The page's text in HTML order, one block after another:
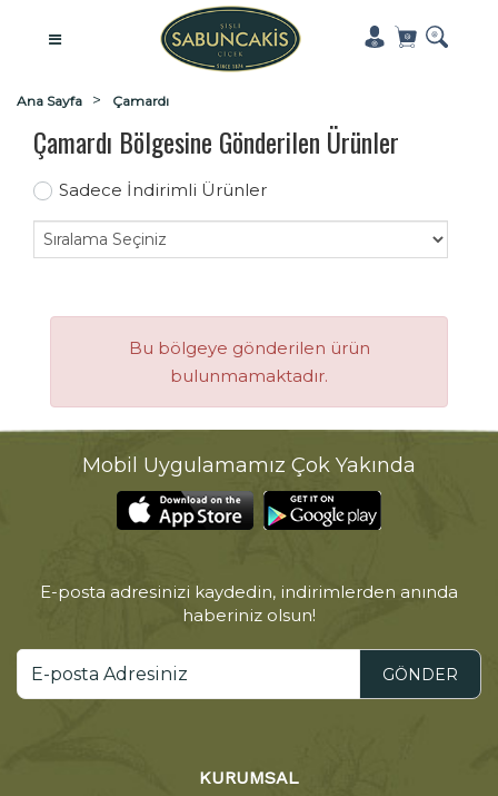
Ana Sayfa Çamardı
Çamardı Bölgesine Gönderilen Ürünler
Sadece İndirimli Ürünler
Bu bölgeye gönderilen ürün
bulunmamaktadır.
Mobil Uygulamamız Çok Yakında
E-posta adresinizi kaydedin, indirimlerden anında
haberiniz olsun!
GÖNDER
KURUMSAL